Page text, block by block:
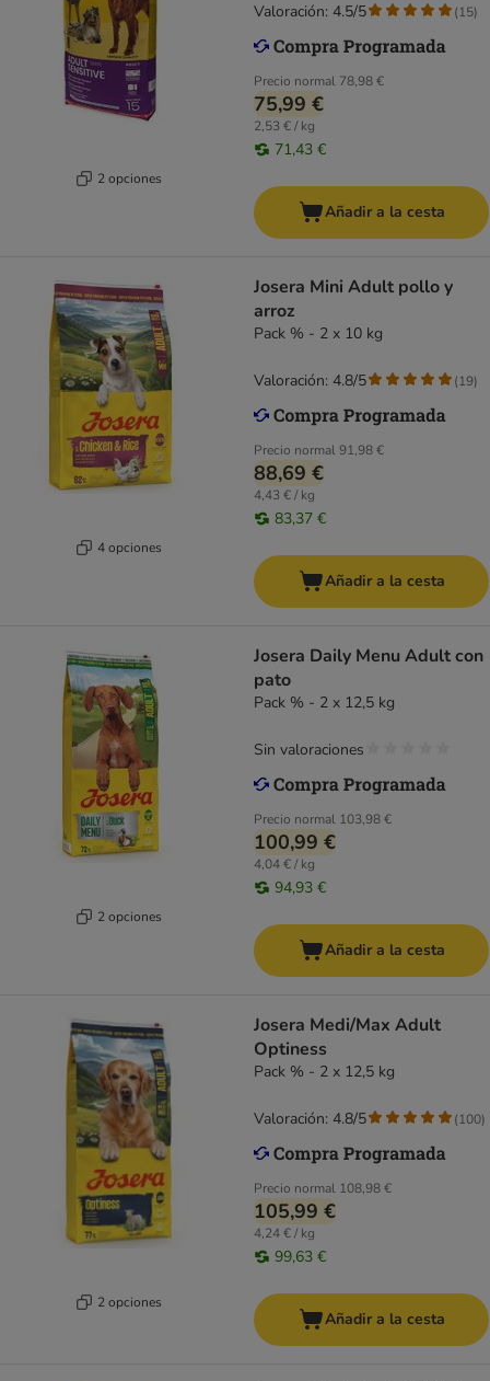
2 opciones
Precio normal 78,98 €
75,99 €
2,53 € / kg
71,43 €
Valoración: 4.5/5 (15)
Añadir a la cesta
4 opciones
Josera Mini Adult pollo y
arroz
Pack % - 2 x 10 kg
Precio normal91,98 €
88,69 €
4,43 € / kg
83,37 €
Valoración: 4.8/5 (19)
Añadir a la cesta
2 opciones
Josera Daily Menu Adult con
pato
Pack % - 2 x 12,5 kg
Precio normal 103,98 €
100,99 €
4,04 € / kg
94,93 €
Sin valoraciones
Añadir a la cesta
2 opciones
Josera Medi/Max Adult
Optiness
Pack % - 2 x 12,5 kg
Precio normal 108,98 €
105,99 €
4,24 € / kg
99,63 €
Valoración: 4.8/5 (100)
Añadir a la cesta